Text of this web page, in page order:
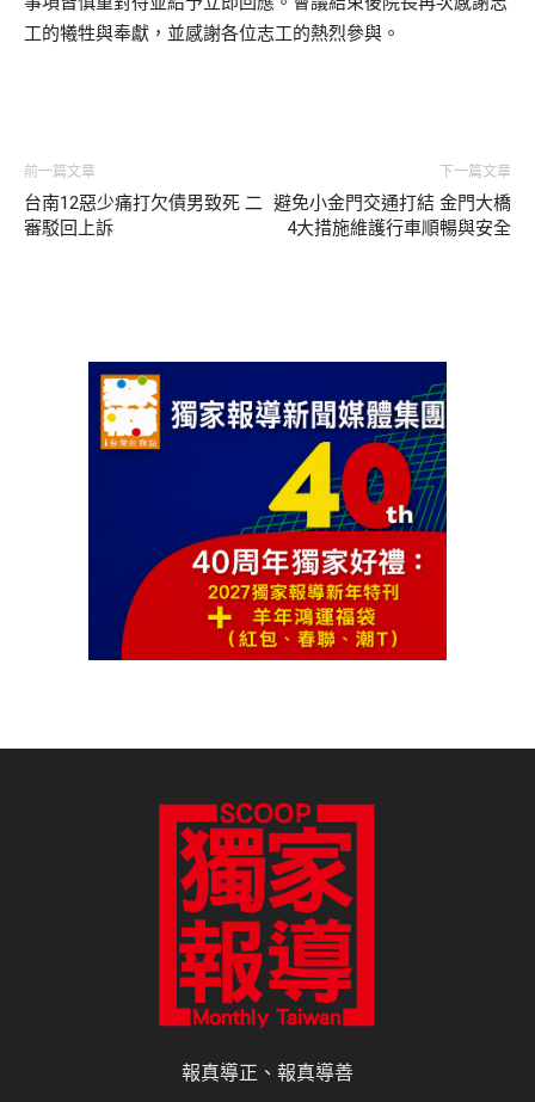
工的犧牲與奉獻，並感謝各位志工的熱烈參與。
前一篇文章
台南12惡少痛打欠債男致死 二
審駁回上訴
下一篇文章
避免小金門交通打結 金門大橋
4大措施維護行車順暢與安全
報真導正、報真導善